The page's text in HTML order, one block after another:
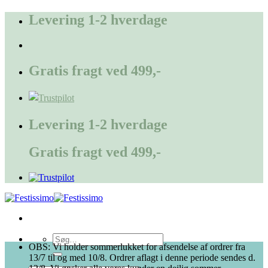
FortsætLevering 1-2 hverdage
Gratis fragt ved 499,-
Levering 1-2 hverdage
Gratis fragt ved 499,-
Søg
efter:
OBS: Vi holder sommerlukket for afsendelse af ordrer fra
13/7 til og med 10/8. Ordrer aflagt i denne periode sendes d.